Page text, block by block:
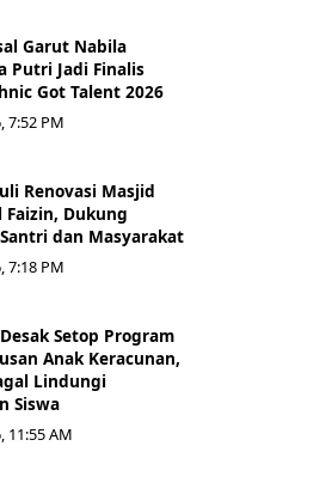
Garut Nabila
Putri Jadi Finalis
Got Talent 2026
7:52 PM
Renovasi Masjid
Dukung
dan Masyarakat
7:18 PM
Setop Program
Anak Keracunan,
Lindungi
Siswa
11:55 AM